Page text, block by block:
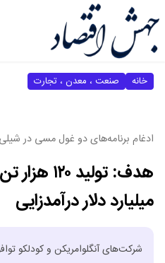
خانه صنعت ، معدن ، تجارت
ادغام برنامه‌های دو غول مسی در شیلی
میلیارد دلار درآمدزایی
شرکت‌های آنگلوامریکن و کودلکو